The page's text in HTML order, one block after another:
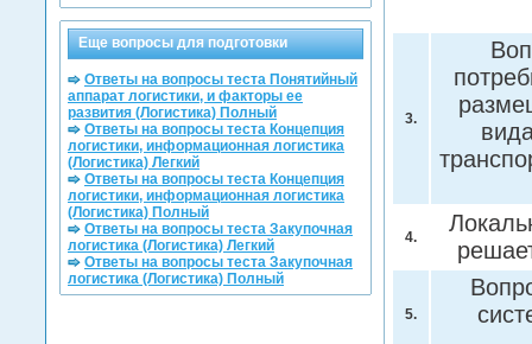
3.
4.
5.
Еще вопросы для подготовки
Ответы на вопросы теста Понятийный
аппарат логистики, и факторы ее
развития (Логистика) Полный
Ответы на вопросы теста Концепция
логистики, информационная логистика
(Логистика) Легкий
Ответы на вопросы теста Концепция
логистики, информационная логистика
(Логистика) Полный
Ответы на вопросы теста Закупочная
логистика (Логистика) Легкий
Ответы на вопросы теста Закупочная
логистика (Логистика) Полный